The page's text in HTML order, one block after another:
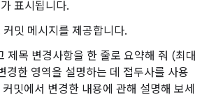
표시됩니다.
밋 메시지를 제공합니다.
제목 변경사항을 한 줄로 요약해 줘 (최대
경한 영역을 설명하는 데 접두사를 사용
커밋에서 변경한 내용에 관해 설명해 보세